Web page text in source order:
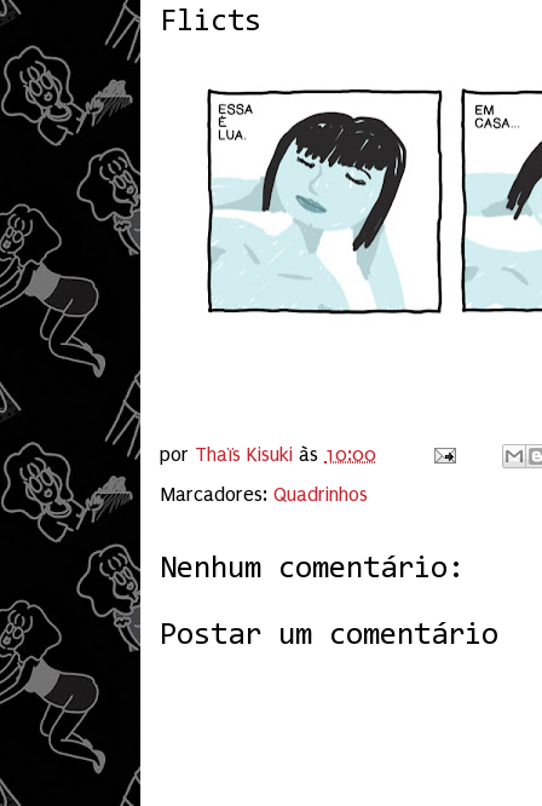
Flicts
por Thaïs Kisuki às 10:00
Marcadores: Quadrinhos
Nenhum comentário:
Postar um comentário